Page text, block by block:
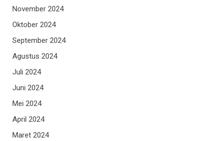
November 2024
Oktober 2024
September 2024
Agustus 2024
Juli 2024
Juni 2024
Mei 2024
April 2024
Maret 2024